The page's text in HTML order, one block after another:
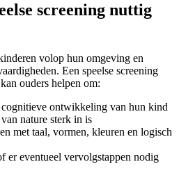
screening nuttig
volop hun omgeving en
Een speelse screening
ouders helpen om:
ontwikkeling van hun kind
nature sterk in is
met taal, vormen, kleuren en logisch
er eventueel vervolgstappen nodig